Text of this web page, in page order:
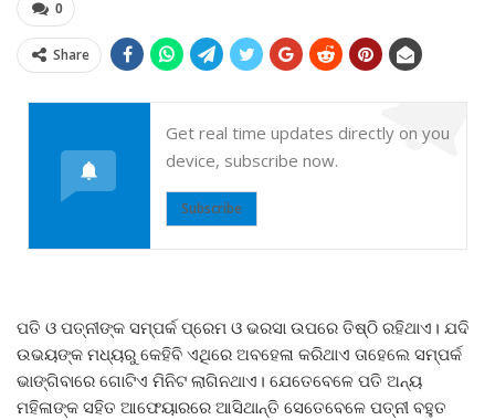
0
Share
Get real time updates directly on you
device, subscribe now.
Subscribe
ପତି ଓ ପତ୍ନୀଙ୍କ ସମ୍ପର୍କ ପ୍ରେମ ଓ ଭରସା ଉପରେ ତିଷ୍ଠି ରହିଥାଏ। ଯଦି
ଉଭୟଙ୍କ ମଧ୍ୟରୁ କେହିବି ଏଥିରେ ଅବହେଳା କରିଥାଏ ତାହେଲେ ସମ୍ପର୍କ
ଭାଙ୍ଗିବାରେ ଗୋଟିଏ ମିନିଟ ଲାଗିନଥାଏ। ଯେତେବେଳେ ପତି ଅନ୍ୟ
ମହିଳାଙ୍କ ସହିତ ଆଫେୟାରରେ ଆସିଥାନ୍ତି ସେତେବେଳେ ପତ୍ନୀ ବହୁତ